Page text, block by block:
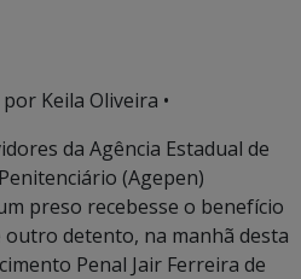
por Keila Oliveira •
da Agência Estadual de
(Agepen)
preso recebesse o benefício
detento, na manhã desta
Penal Jair Ferreira de